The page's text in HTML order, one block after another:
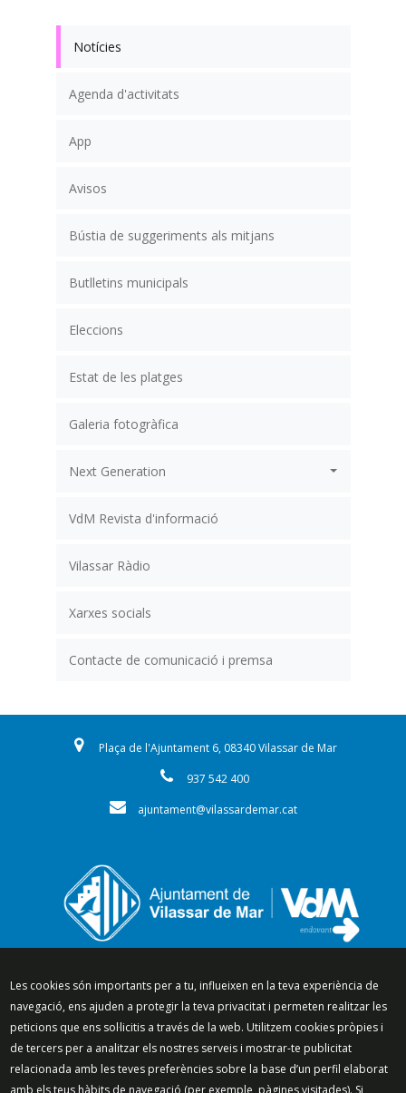
Notícies
Agenda d'activitats
App
Avisos
Bústia de suggeriments als mitjans
Butlletins municipals
Eleccions
Estat de les platges
Galeria fotogràfica
Next Generation
VdM Revista d'informació
Vilassar Ràdio
Xarxes socials
Contacte de comunicació i premsa
Plaça de l'Ajuntament 6, 08340 Vilassar de Mar
937 542 400
ajuntament@vilassardemar.cat
Segueix-nos a:
Mapa del lloc Política de Privacitat
Les cookies són importants per a tu, influeixen en la teva experiència de
navegació, ens ajuden a protegir la teva privacitat i permeten realitzar les
peticions que ens sol·licitis a través de la web. Utilitzem cookies pròpies i
de tercers per a analitzar els nostres serveis i mostrar-te publicitat
relacionada amb les teves preferències sobre la base d’un perfil elaborat
amb els teus hàbits de navegació (per exemple, pàgines visitades). Si